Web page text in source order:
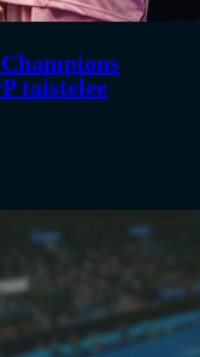
taistelee